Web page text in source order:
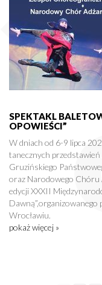
SPEKTAKL
OPOWIEŚCI”
W dniach od 6-9 lipca
tanecznych
Gruzińskiego
oraz Narodowego Chóru
edycji XXXII
Wrocławiu.
pokaż więcej »